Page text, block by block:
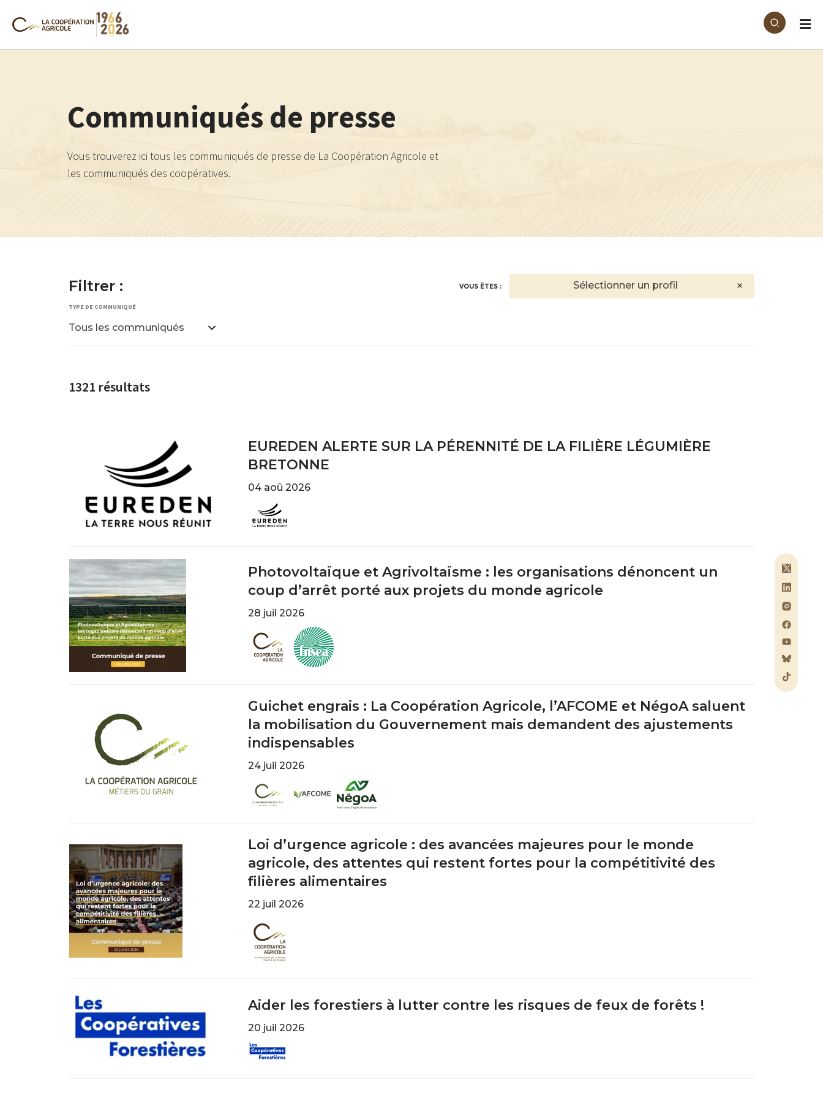
Communiqués de presse
Vous trouverez ici tous les communiqués de presse de La Coopération Agricole et
les communiqués des coopératives.
VOUS ÊTES : Sélectionner un profil
Filtrer :
TYPE DE COMMUNIQUÉ
Tous les communiqués
1321 résultats
EUREDEN ALERTE SUR LA PÉRENNITÉ DE LA FILIÈRE LÉGUMIÈRE
BRETONNE
04 aoû 2026
Image
Photovoltaïque et Agrivoltaïsme : les organisations dénoncent un
coup d’arrêt porté aux projets du monde agricole
28 juil 2026
Image
Image
Guichet engrais : La Coopération Agricole, l’AFCOME et NégoA saluent
la mobilisation du Gouvernement mais demandent des ajustements
indispensables
24 juil 2026
Image
Image
Image
Loi d’urgence agricole : des avancées majeures pour le monde
agricole, des attentes qui restent fortes pour la compétitivité des
filières alimentaires
22 juil 2026
Image
Aider les forestiers à lutter contre les risques de feux de forêts !
20 juil 2026
Image